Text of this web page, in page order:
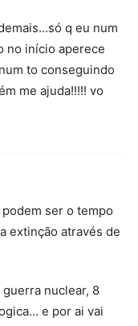
q eu num
no início aperece
to conseguindo
me ajuda!!!!! vo
ser o tempo
extinção através de
guerra nuclear, 8
e por ai vai